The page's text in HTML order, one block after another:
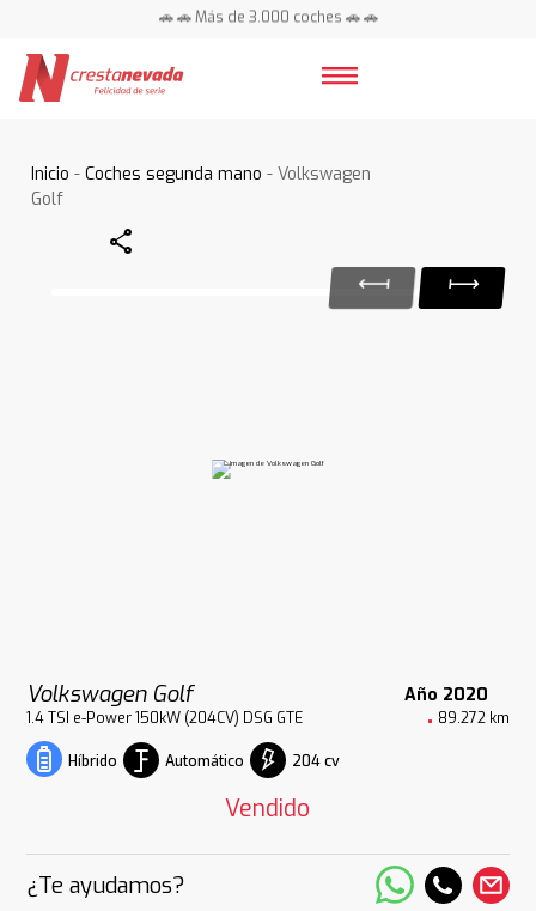
🚗 🚗 Más de 3.000 coches 🚗 🚗
Inicio -Coches segunda mano - Volkswagen
Golf
Share
Volkswagen Golf Año 2020
1.4 TSI e-Power 150kW (204CV) DSG GTE 89.272 km
Híbrido Automático 204 cv
Vendido
¿Te ayudamos?